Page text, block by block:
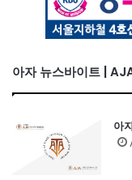
아자 뉴스바이트 |
아